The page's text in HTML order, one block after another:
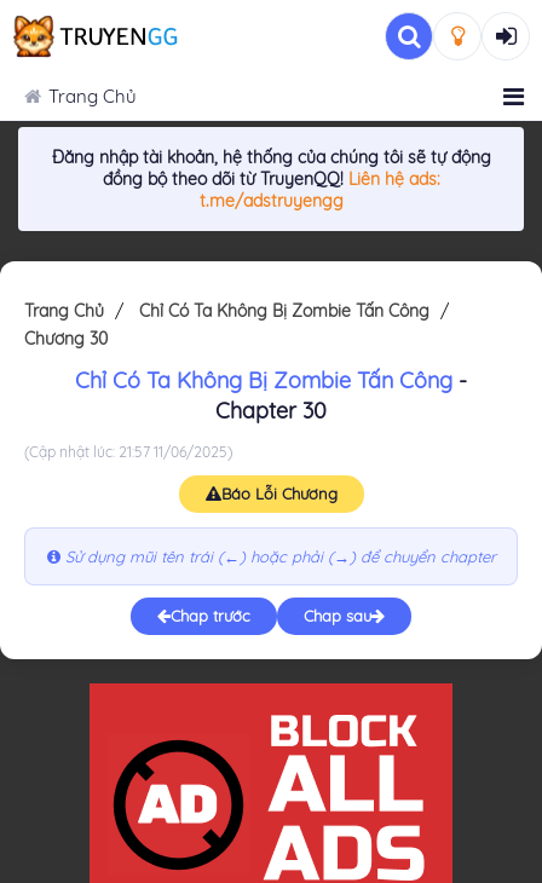
Trang Chủ
Đăng nhập tài khoản, hệ thống của chúng tôi sẽ tự động
đồng bộ theo dõi từ TruyenQQ! Liên hệ ads:
t.me/adstruyengg
Trang Chủ
Chỉ Có Ta Không Bị Zombie Tấn Công
Chương 30
Chỉ Có Ta Không Bị Zombie Tấn Công -
Chapter 30
(Cập nhật lúc: 21:57 11/06/2025)
Báo Lỗi Chương
Sử dụng mũi tên trái (←) hoặc phải (→) để chuyển chapter
Chap trước Chap sau